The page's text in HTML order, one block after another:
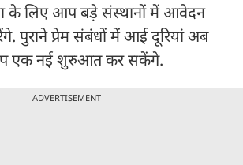
के लिए आप बड़े संस्थानों में आवेदन
पुराने प्रेम संबंधों में आई दूरियां अब
एक नई शुरुआत कर सकेंगे.
ADVERTISEMENT